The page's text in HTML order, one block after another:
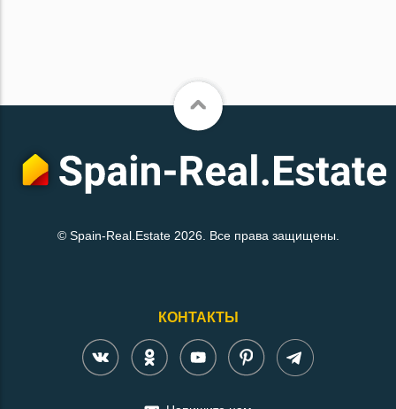
© Spain-Real.Estate 2026. Все права защищены.
КОНТАКТЫ